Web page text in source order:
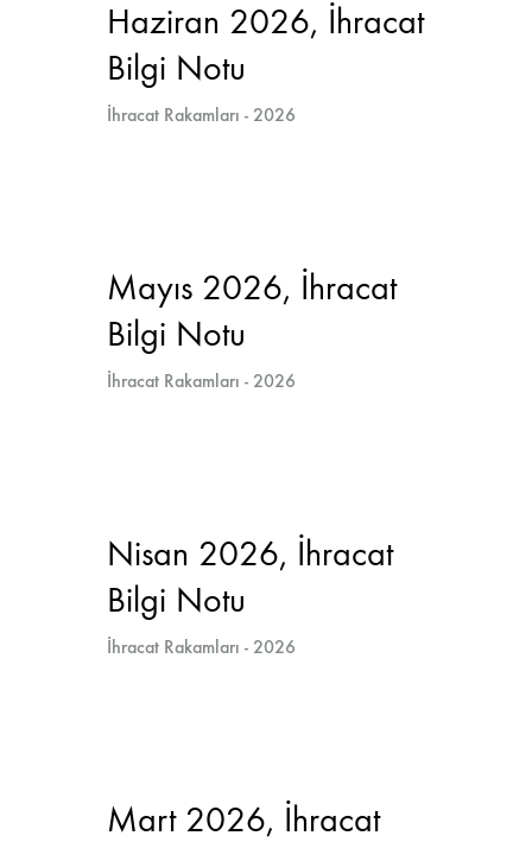
Haziran 2026, İhracat
Bilgi Notu
İhracat Rakamları - 2026
Mayıs 2026, İhracat
Bilgi Notu
İhracat Rakamları - 2026
Nisan 2026, İhracat
Bilgi Notu
İhracat Rakamları - 2026
Mart 2026, İhracat